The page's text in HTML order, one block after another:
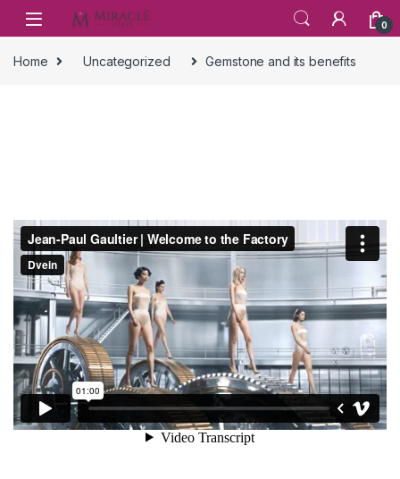
Skip to navigation
Skip to content
0
Home Uncategorized Gemstone and its benefits